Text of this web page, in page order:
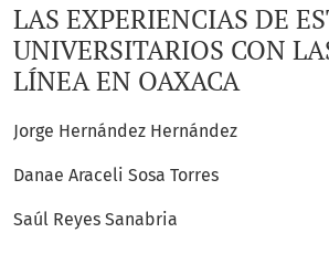
LAS EXPERIENCIAS DE
UNIVERSITARIOS CON
LÍNEA EN OAXACA
Jorge Hernández Hernández
Danae Araceli Sosa Torres
Saúl Reyes Sanabria